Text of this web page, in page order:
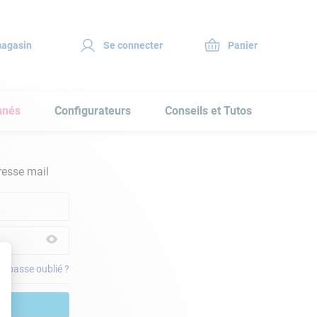
Se connecter
Configurateurs Conseils et Tutos
mail
passe oublié ?